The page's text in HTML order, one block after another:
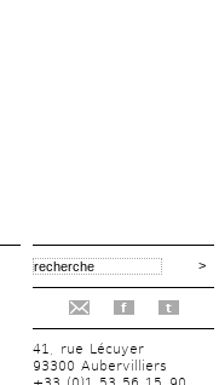
f t
41, rue Lécuyer
93300 Aubervilliers